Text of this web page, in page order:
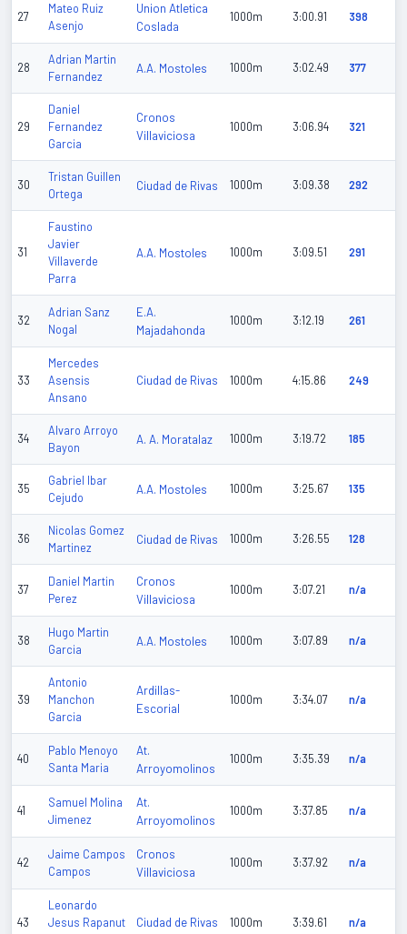
27
Mateo Ruiz
Asenjo
Union Atletica
Coslada
1000m 3:00.91 398
28
Adrian Martin
Fernandez
A.A. Mostoles 1000m 3:02.49 377
29
Daniel
Fernandez
Garcia
Cronos
Villaviciosa
1000m 3:06.94 321
30
Tristan Guillen
Ortega
Ciudad de Rivas 1000m 3:09.38 292
31
Faustino
Javier
Villaverde
Parra
A.A. Mostoles 1000m 3:09.51 291
32
Adrian Sanz
Nogal
E.A.
Majadahonda
1000m 3:12.19 261
33
Mercedes
Asensis
Ansano
Ciudad de Rivas 1000m 4:15.86 249
34
Alvaro Arroyo
Bayon
A. A. Moratalaz 1000m 3:19.72 185
35
Gabriel Ibar
Cejudo
A.A. Mostoles 1000m 3:25.67 135
36
Nicolas Gomez
Martinez
Ciudad de Rivas 1000m 3:26.55 128
37
Daniel Martin
Perez
Cronos
Villaviciosa
1000m 3:07.21 n/a
38
Hugo Martin
Garcia
A.A. Mostoles 1000m 3:07.89 n/a
39
Antonio
Manchon
Garcia
Ardillas-
Escorial
1000m 3:34.07 n/a
40
Pablo Menoyo
Santa Maria
At.
Arroyomolinos
1000m 3:35.39 n/a
41
Samuel Molina
Jimenez
At.
Arroyomolinos
1000m 3:37.85 n/a
42
Jaime Campos
Campos
Cronos
Villaviciosa
1000m 3:37.92 n/a
43
Leonardo
Jesus Rapanut
Ciudad de Rivas 1000m 3:39.61 n/a